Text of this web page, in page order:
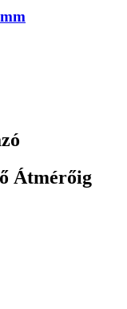
Átmérőig